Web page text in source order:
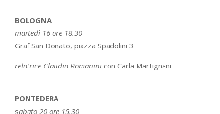
BOLOGNA
martedì 16 ore 18.30
Graf San Donato, piazza Spadolini 3
relatrice Claudia Romanini con Carla Martignani
PONTEDERA
sabato 20 ore 15.30